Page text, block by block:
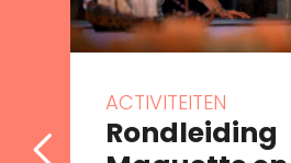
ACTIVITEITEN
Rondleiding